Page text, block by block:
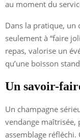
au moment du
Dans la pratique, un
seulement à “faire
repas, valorise un
qu’une boisson
Un savoir-
Un champagne
vendange maîtrisée,
assemblage réfléchi.